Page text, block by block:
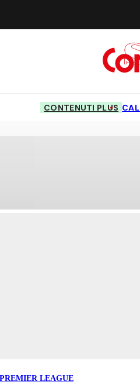
CONTENUTI PLUS
PREMIER LEAGUE